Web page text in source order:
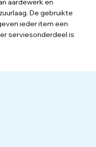
aardewerk en
De gebruikte
ieder item een
serviesonderdeel is